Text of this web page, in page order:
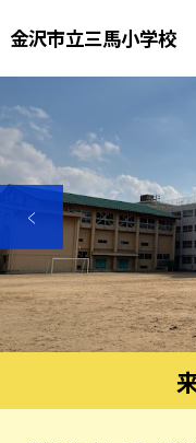
金沢市立三馬小学校